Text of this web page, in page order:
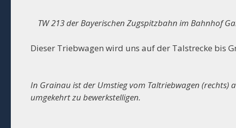
TW 213 der Bayerischen Zugspitzbahn im Bahnhof
Dieser Triebwagen wird uns auf der Talstrecke bis
In Grainau ist der Umstieg vom Taltriebwagen (rechts)
umgekehrt zu bewerkstelligen.